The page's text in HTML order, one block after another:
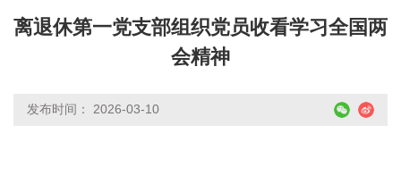
离退休第一党支部组织党员收看学习全国两
会精神
发布时间： 2026-03-10